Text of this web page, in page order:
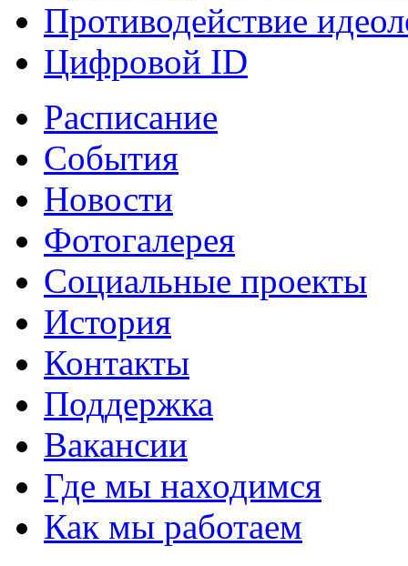
Противодействие
Цифровой ID
Расписание
События
Новости
Фотогалерея
Социальные проекты
История
Контакты
Поддержка
Вакансии
Где мы находимся
Как мы работаем